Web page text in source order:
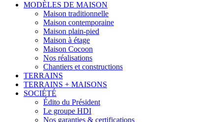
MODÈLES DE MAISON
Maison traditionnelle
Maison contemporaine
Maison plain-pied
Maison à étage
Maison Cocoon
Nos réalisations
Chantiers et constructions
TERRAINS
TERRAINS + MAISONS
SOCIÉTÉ
Édito du Président
Le groupe HDI
Nos garanties & certifications